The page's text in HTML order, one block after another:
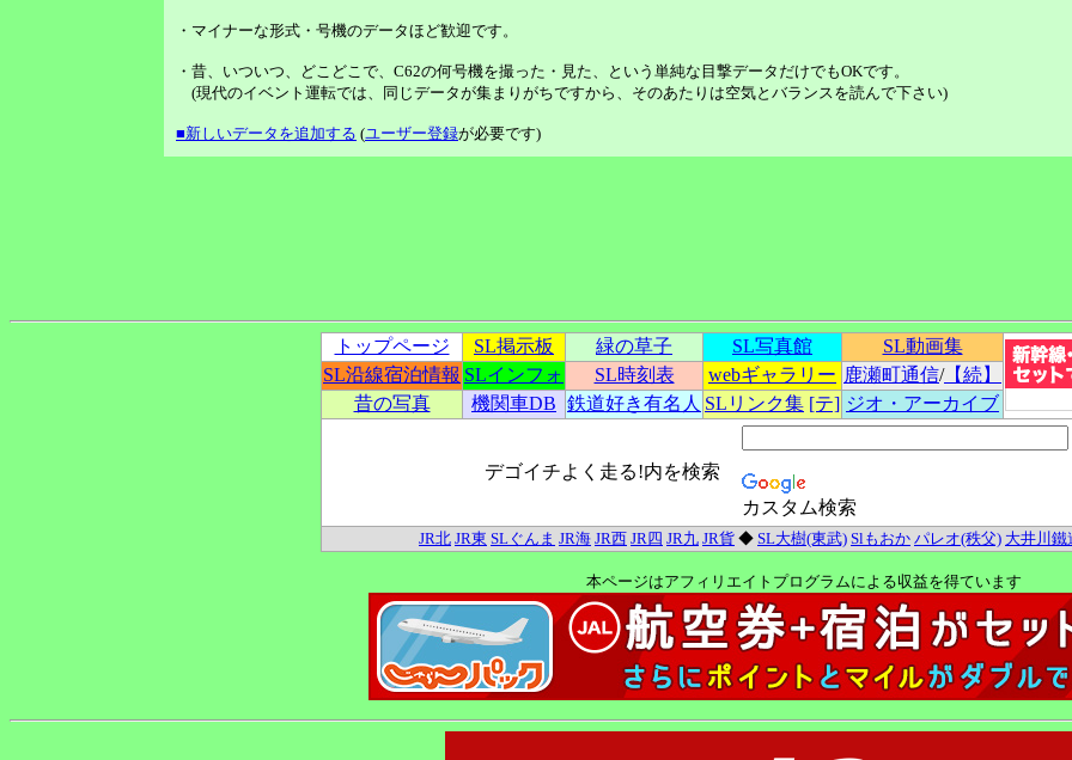
・マイナーな形式・号機のデータほど歓迎です。
・昔、いついつ、どこどこで、C62の何号機を撮った・見た、という単純な目撃データだけでもOKです。
(現代のイベント運転では、同じデータが集まりがちですから、そのあたりは空気とバランスを読んで下さい)
■新しいデータを追加する (ユーザー登録が必要です)
トップページ SL掲示板 緑の草子 SL写真館
SL動画集
SL沿線宿泊情報 SLインフォ SL時刻表 webギャラリー 鹿瀬町通信/【続】
昔の写真
機関車DB 鉄道好き有名人 SLリンク集 [テ] ジオ・アーカイブ
デゴイチよく走る!内を検索
カスタム検索
JR北 JR東 SLぐんま JR海 JR西 JR四 JR九 JR貨 ◆ SL大樹(東武) Slもおか パレオ(秩父) 大井川鐵
本ページはアフィリエイトプログラムによる収益を得ています